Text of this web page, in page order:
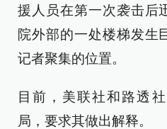
援人员在第一次袭击后
院外部的一处楼梯发生
记者聚集的位置。
目前，美联社和路透
局，要求其做出解释。